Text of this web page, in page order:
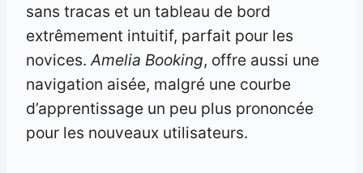
sans tracas et un tableau de bord
extrêmement intuitif, parfait pour les
novices. Amelia Booking, offre aussi une
navigation aisée, malgré une courbe
d’apprentissage un peu plus prononcée
pour les nouveaux utilisateurs.